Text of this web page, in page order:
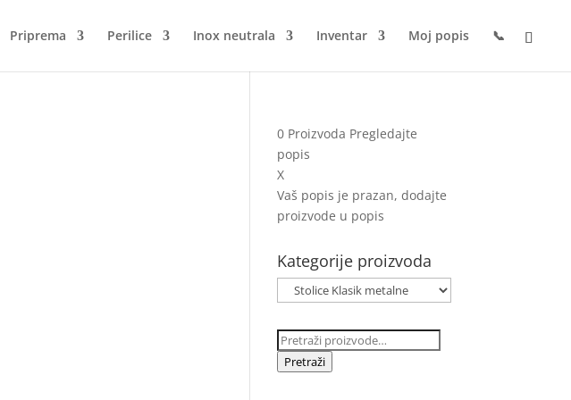
Priprema Perilice Inox neutrala Inventar Moj popis 📞
0 Proizvoda Pregledajte
popis
X
Vaš popis je prazan, dodajte
proizvode u popis
Kategorije proizvoda
Pretraži:
Pretraži